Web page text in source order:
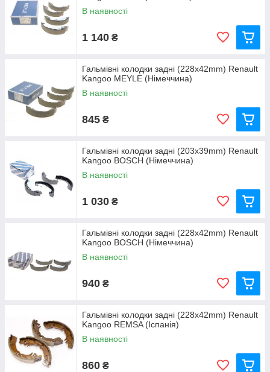
В наявності
1 140 ₴
Гальмівні колодки задні (228x42mm) Renault
Kangoo MEYLE (Німеччина)
В наявності
845 ₴
Гальмівні колодки задні (203x39mm) Renault
Kangoo BOSCH (Німеччина)
В наявності
1 030 ₴
Гальмівні колодки задні (228x42mm) Renault
Kangoo BOSCH (Німеччина)
В наявності
940 ₴
Гальмівні колодки задні (228x42mm) Renault
Kangoo REMSA (Іспанія)
В наявності
860 ₴